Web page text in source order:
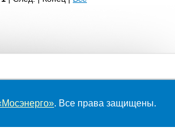
. Все права защищены.